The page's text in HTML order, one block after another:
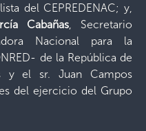
del CEPREDENAC; y,
Cabañas, Secretario
Nacional para la
de la República de
y el sr. Juan Campos
del ejercicio del Grupo